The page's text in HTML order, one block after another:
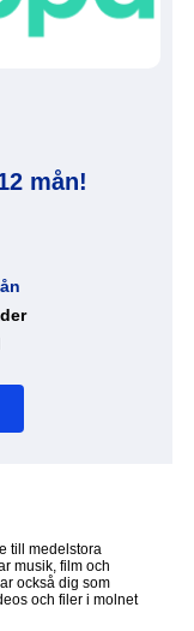
mån!
till medelstora
musik, film och
också dig som
och filer i molnet